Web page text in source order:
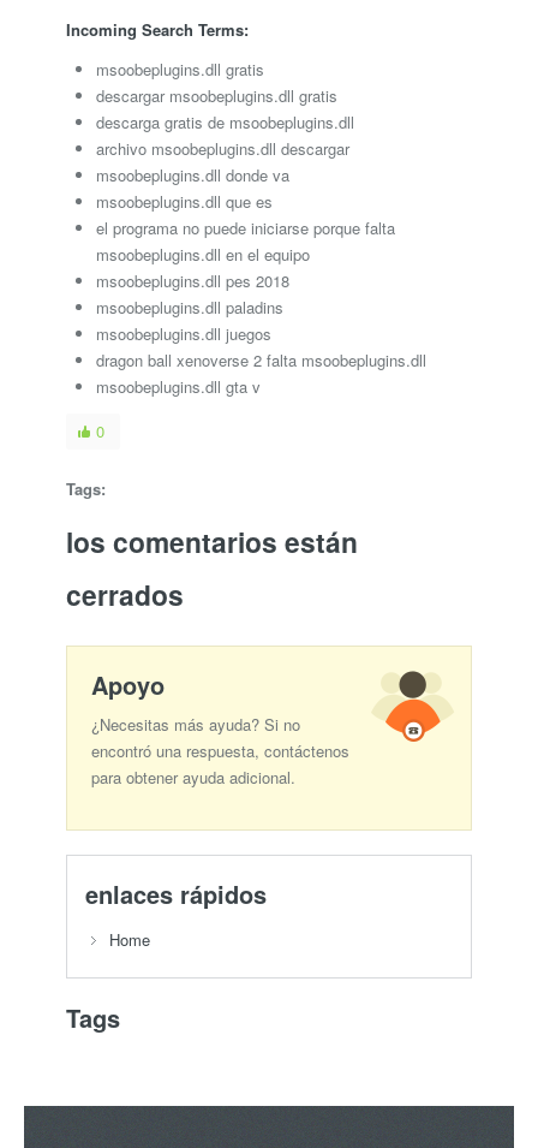
Incoming Search Terms:
msoobeplugins.dll gratis
descargar msoobeplugins.dll gratis
descarga gratis de msoobeplugins.dll
archivo msoobeplugins.dll descargar
msoobeplugins.dll donde va
msoobeplugins.dll que es
el programa no puede iniciarse porque falta
msoobeplugins.dll en el equipo
msoobeplugins.dll pes 2018
msoobeplugins.dll paladins
msoobeplugins.dll juegos
dragon ball xenoverse 2 falta msoobeplugins.dll
msoobeplugins.dll gta v
0
Tags:
los comentarios están
cerrados
Apoyo
¿Necesitas más ayuda? Si no
encontró una respuesta, contáctenos
para obtener ayuda adicional.
enlaces rápidos
Home
Tags